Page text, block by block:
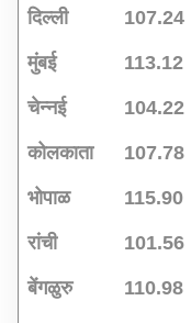
दिल्ली 107.24
मुंबई 113.12
चेन्नई 104.22
कोलकाता 107.78
भोपाळ 115.90
रांची 101.56
बेंगळुरु 110.98